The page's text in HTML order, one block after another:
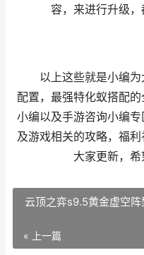
容，来进行升级
以上这些就是小编为
配置，最强特化蚁搭配
小编以及手游咨询小编
及游戏相关的攻略，福
大家更新，希
云顶之弈s9.5黄金虚空
« 上一篇